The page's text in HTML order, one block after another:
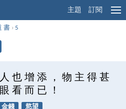
主題 訂閱
書 ›5
也 增 添 ， 物 主 得 甚
看 而 已 ！
金錢 慾望